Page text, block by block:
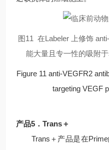
图11 在Labeler 上修饰
能大量且专一性的吸附
Figure 11 anti-VEGFR2
targeting VEGF
产品5．Trans＋
Trans＋产品是在Prime